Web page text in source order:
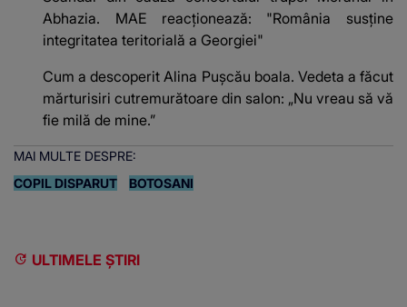
Abhazia. MAE reacționează: "România susține
integritatea teritorială a Georgiei"
Cum a descoperit Alina Pușcău boala. Vedeta a făcut
mărturisiri cutremurătoare din salon: „Nu vreau să vă
fie milă de mine.”
MAI MULTE DESPRE:
COPIL DISPARUT
BOTOSANI
ULTIMELE ȘTIRI